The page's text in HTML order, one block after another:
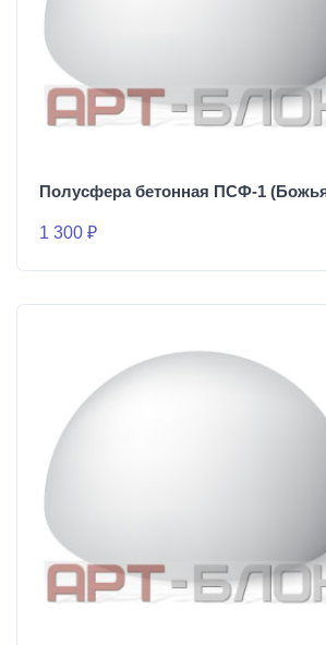
Полусфера бетонная ПСФ-1
1 300 ₽